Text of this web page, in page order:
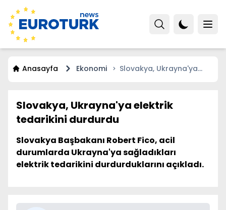
Anasayfa Ekonomi
Slovakya, Ukrayna'ya
Slovakya, Ukrayna'ya elektrik
tedarikini durdurdu
Slovakya Başbakanı Robert Fico, acil
durumlarda Ukrayna'ya sağladıkları
elektrik tedarikini durdurduklarını açıkladı.